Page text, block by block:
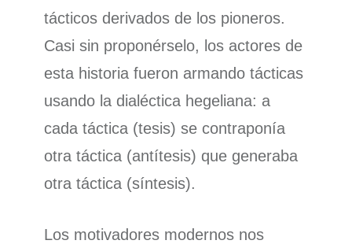
tácticos derivados de los pioneros.
Casi sin proponérselo, los actores de
esta historia fueron armando tácticas
usando la dialéctica hegeliana: a
cada táctica (tesis) se contraponía
otra táctica (antítesis) que generaba
otra táctica (síntesis).
Los motivadores modernos nos